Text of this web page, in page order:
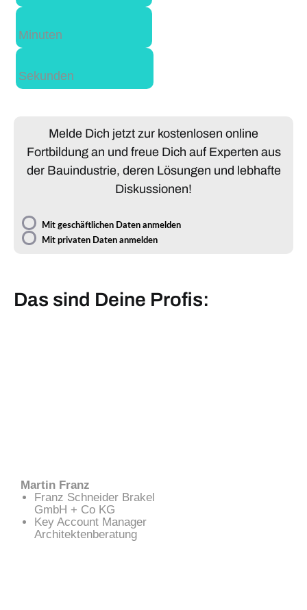
Minuten
Sekunden
Melde Dich jetzt zur kostenlosen online
Fortbildung an und freue Dich auf Experten aus
der Bauindustrie, deren Lösungen und lebhafte
Diskussionen!
Mit geschäftlichen Daten anmelden
Mit privaten Daten anmelden
Das sind Deine Profis:
Martin Franz
Franz Schneider Brakel
GmbH + Co KG
Key Account Manager
Architektenberatung